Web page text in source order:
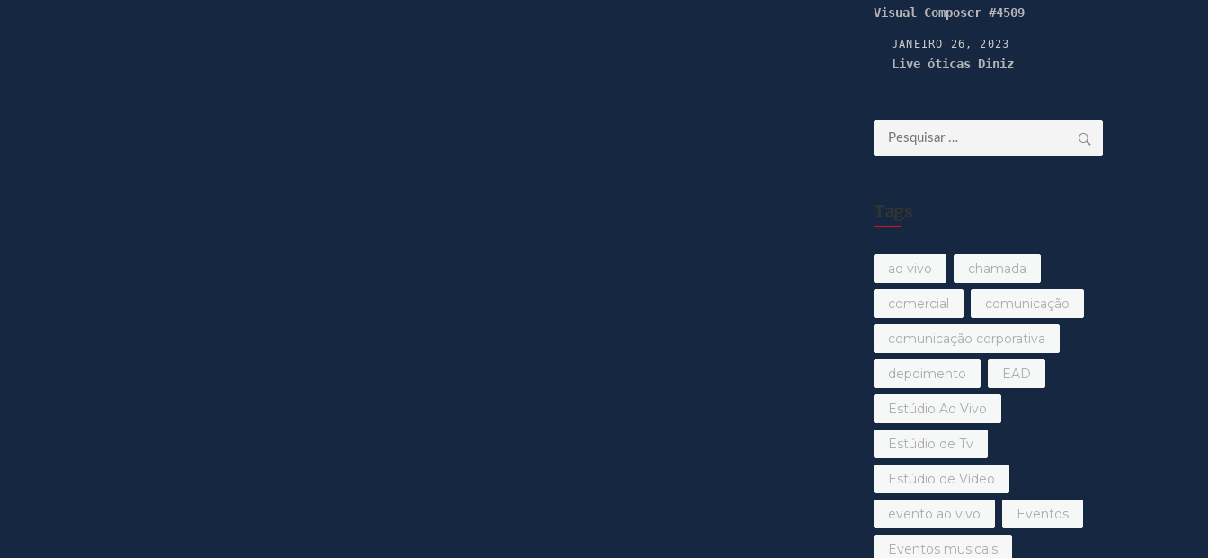
Visual Composer #4509
JANEIRO 26, 2023
Live óticas Diniz
Pesquisar
por:
Tags
ao vivo chamada
comercial comunicação
comunicação corporativa
depoimento EAD
Estúdio Ao Vivo
Estúdio de Tv
Estúdio de Vídeo
evento ao vivo Eventos
Eventos musicais